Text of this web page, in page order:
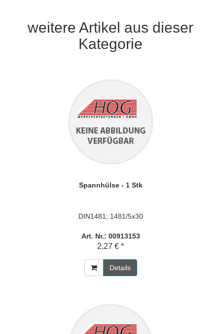
weitere Artikel aus dieser
Kategorie
Spannhülse - 1 Stk
DIN1481; 1481/5x30
Art. Nr.: 00913153
2,27 € *
Details